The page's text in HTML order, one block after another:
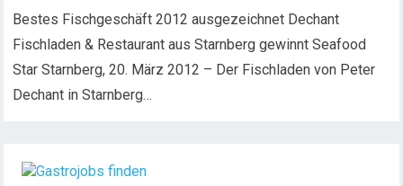
Bestes Fischgeschäft 2012 ausgezeichnet Dechant
Fischladen & Restaurant aus Starnberg gewinnt Seafood
Star Starnberg, 20. März 2012 – Der Fischladen von Peter
Dechant in Starnberg…